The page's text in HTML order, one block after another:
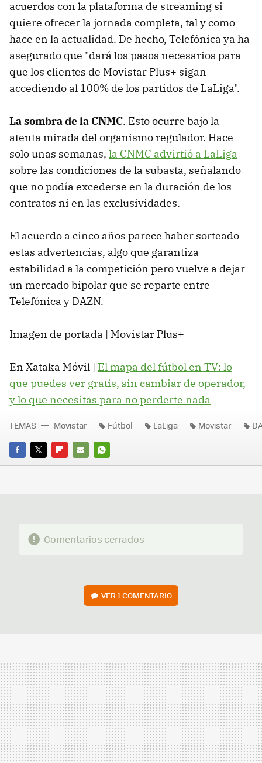
acuerdos con la plataforma de streaming si
quiere ofrecer la jornada completa, tal y como
hace en la actualidad. De hecho, Telefónica ya ha
asegurado que "dará los pasos necesarios para
que los clientes de Movistar Plus+ sigan
accediendo al 100% de los partidos de LaLiga".
La sombra de la CNMC. Esto ocurre bajo la
atenta mirada del organismo regulador. Hace
solo unas semanas, la CNMC advirtió a LaLiga
sobre las condiciones de la subasta, señalando
que no podía excederse en la duración de los
contratos ni en las exclusividades.
El acuerdo a cinco años parece haber sorteado
estas advertencias, algo que garantiza
estabilidad a la competición pero vuelve a dejar
un mercado bipolar que se reparte entre
Telefónica y DAZN.
Imagen de portada | Movistar Plus+
En Xataka Móvil | El mapa del fútbol en TV: lo
que puedes ver gratis, sin cambiar de operador,
y lo que necesitas para no perderte nada
FACEBOOK
TWITTERFLIPBOARD
E-
WHATSAPP
TEMAS Movistar Fútbol LaLiga Movistar
Comentarios cerrados
VER1 COMENTARIO